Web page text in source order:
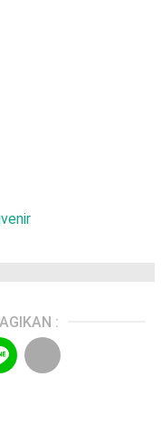
: